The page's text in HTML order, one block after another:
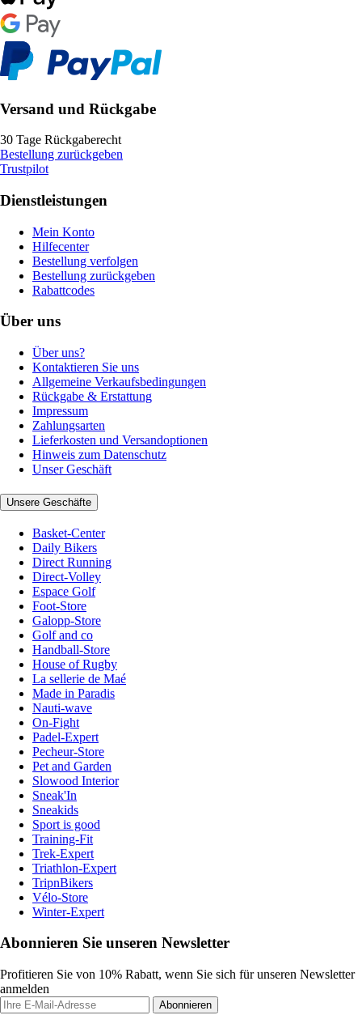
Versand und Rückgabe
30 Tage Rückgaberecht
Bestellung zurückgeben
Trustpilot
Dienstleistungen
Mein Konto
Hilfecenter
Bestellung verfolgen
Bestellung zurückgeben
Rabattcodes
Über uns
Über uns?
Kontaktieren Sie uns
Allgemeine Verkaufsbedingungen
Rückgabe & Erstattung
Impressum
Zahlungsarten
Lieferkosten und Versandoptionen
Hinweis zum Datenschutz
Unser Geschäft
Unsere Geschäfte
Basket-Center
Daily Bikers
Direct Running
Direct-Volley
Espace Golf
Foot-Store
Galopp-Store
Golf and co
Handball-Store
House of Rugby
La sellerie de Maé
Made in Paradis
Nauti-wave
On-Fight
Padel-Expert
Pecheur-Store
Pet and Garden
Slowood Interior
Sneak'In
Sneakids
Sport is good
Training-Fit
Trek-Expert
Triathlon-Expert
TripnBikers
Vélo-Store
Winter-Expert
Abonnieren Sie unseren Newsletter
Profitieren Sie von 10% Rabatt, wenn Sie sich für unseren Newsletter
anmelden
Abonnieren